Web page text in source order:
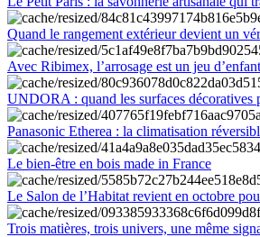
Quand le rangement extérieur devient un
Avec Ribimex, l’arrosage est un jeu
UNDORA : quand les surfaces décoratives
Panasonic Etherea : la climatisation
Le bien-être en bois made in France
Le Salon de l’Habitat revient en octobre
Trois matières, trois univers, une même